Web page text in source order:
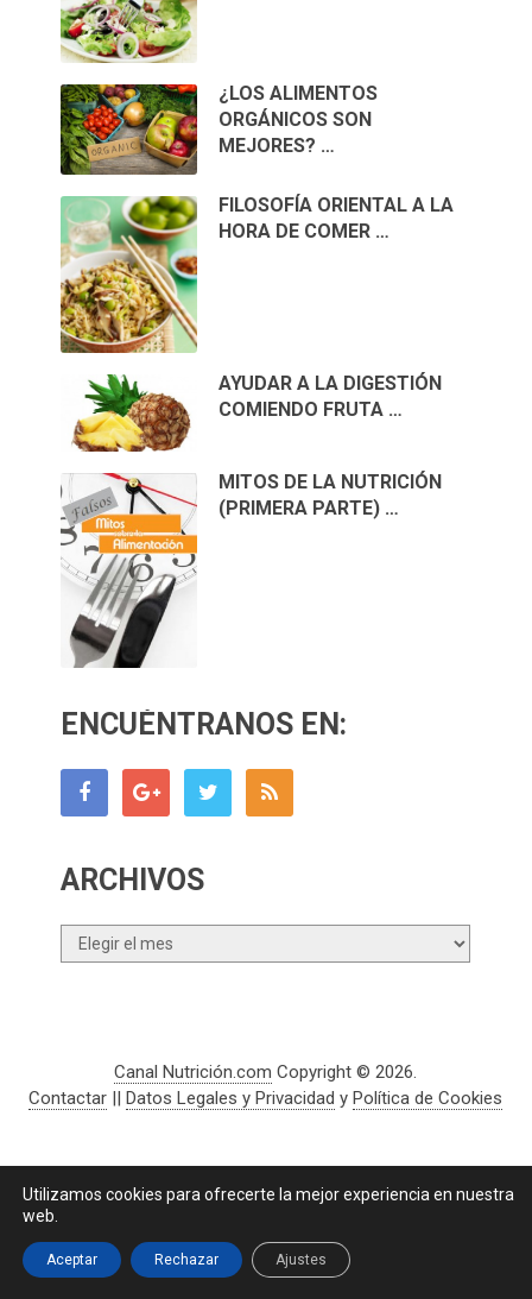
¿LOS ALIMENTOS
ORGÁNICOS SON
MEJORES? …
FILOSOFÍA ORIENTAL A LA
HORA DE COMER …
AYUDAR A LA DIGESTIÓN
COMIENDO FRUTA …
MITOS DE LA NUTRICIÓN
(PRIMERA PARTE) …
ENCUÉNTRANOS EN:
ARCHIVOS
Archivos
Canal Nutrición.com Copyright © 2026.
Contactar ||Datos Legales y Privacidad yPolítica de Cookies
Utilizamos cookies para ofrecerte la mejor experiencia en nuestra
web.
Aceptar Rechazar Ajustes